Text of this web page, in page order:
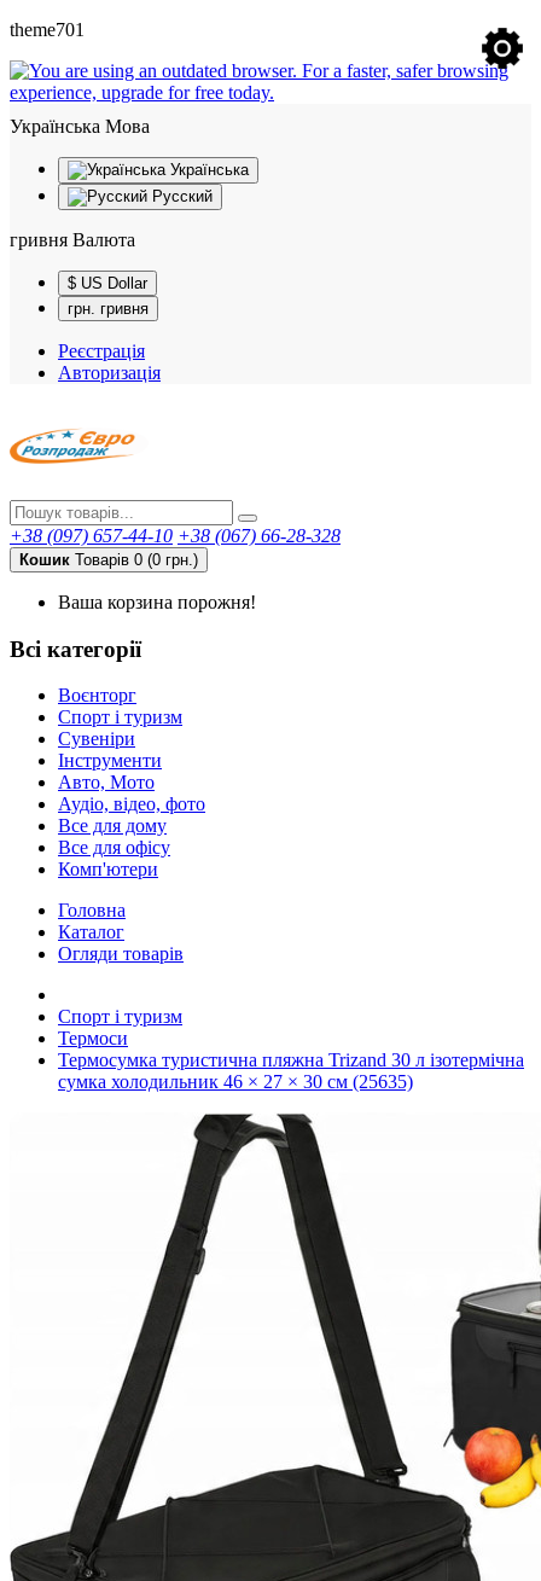
theme701
Українська Мова
Українська
Русский
гривня Валюта
$ US Dollar
грн. гривня
Реєстрація
Авторизація
+38 (097) 657-44-10 +38 (067) 66-28-328
Кошик Товарів 0 (0 грн.)
Ваша корзина порожня!
Всі категорії
Воєнторг
Спорт і туризм
Сувеніри
Інструменти
Авто, Мото
Аудіо, відео, фото
Все для дому
Все для офісу
Комп'ютери
Головна
Каталог
Огляди товарів
Спорт і туризм
Термоси
Термосумка туристична пляжна Trizand 30 л ізотермічна
сумка холодильник 46 × 27 × 30 см (25635)